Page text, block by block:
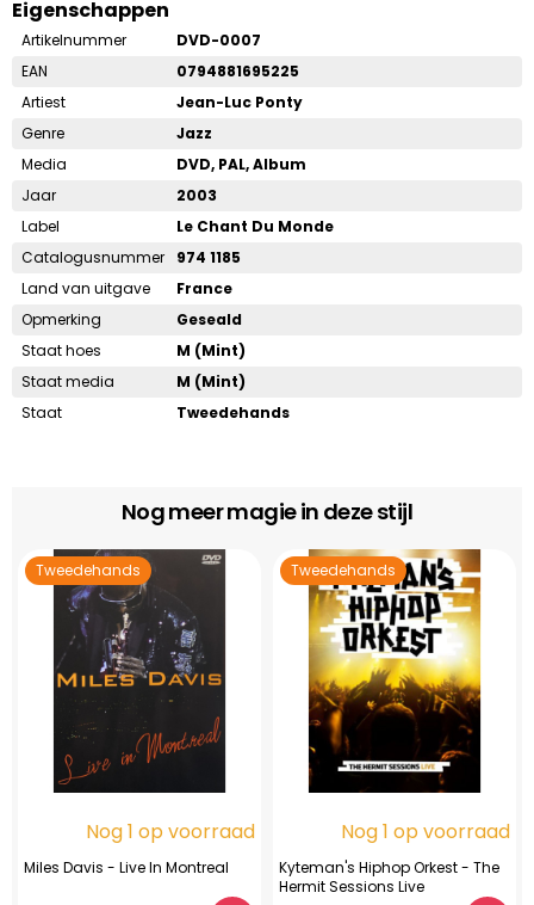
Eigenschappen
Artikelnummer
DVD-0007
EAN
0794881695225
Artiest
Jean-Luc Ponty
Genre
Jazz
Media
DVD, PAL, Album
Jaar
2003
Label
Le Chant Du Monde
Catalogusnummer
974 1185
Land van uitgave
France
Opmerking
Geseald
Staat hoes
M (Mint)
Staat media
M (Mint)
Staat
Tweedehands
Nog meer magie in deze stijl
Tweedehands
Nog 1 op voorraad
Miles Davis - Live In Montreal
Tweedehands
Nog 1 op voorraad
Kyteman's Hiphop Orkest - The
Hermit Sessions Live